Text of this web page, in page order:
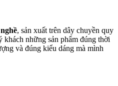
, sản xuất trên dây chuyền quy
khách những sản phẩm đúng thời
và đúng kiểu dáng mà mình